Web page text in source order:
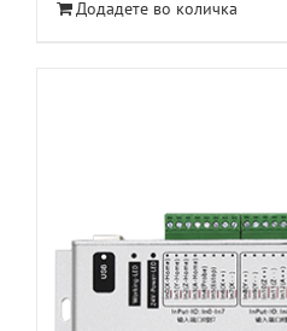
Додадете во количка